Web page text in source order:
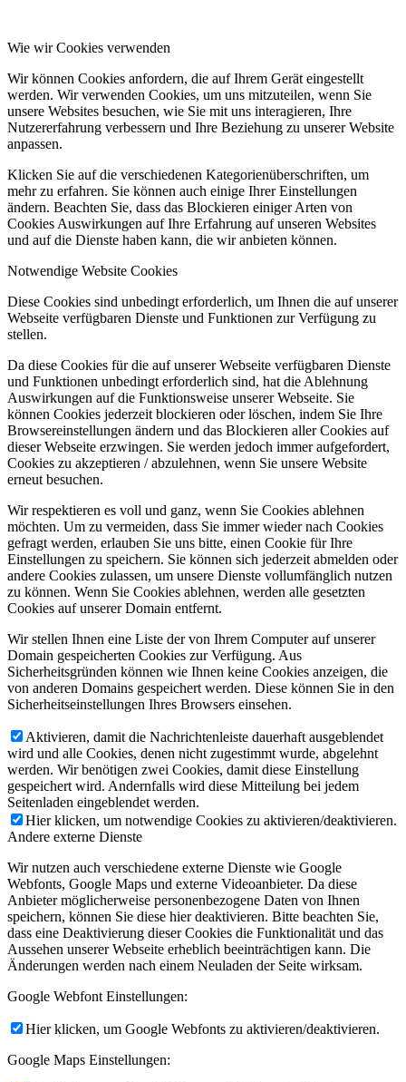
Wie wir Cookies verwenden
Wir können Cookies anfordern, die auf Ihrem Gerät eingestellt
werden. Wir verwenden Cookies, um uns mitzuteilen, wenn Sie
unsere Websites besuchen, wie Sie mit uns interagieren, Ihre
Nutzererfahrung verbessern und Ihre Beziehung zu unserer Website
anpassen.
Klicken Sie auf die verschiedenen Kategorienüberschriften, um
mehr zu erfahren. Sie können auch einige Ihrer Einstellungen
ändern. Beachten Sie, dass das Blockieren einiger Arten von
Cookies Auswirkungen auf Ihre Erfahrung auf unseren Websites
und auf die Dienste haben kann, die wir anbieten können.
Notwendige Website Cookies
Diese Cookies sind unbedingt erforderlich, um Ihnen die auf unserer
Webseite verfügbaren Dienste und Funktionen zur Verfügung zu
stellen.
Da diese Cookies für die auf unserer Webseite verfügbaren Dienste
und Funktionen unbedingt erforderlich sind, hat die Ablehnung
Auswirkungen auf die Funktionsweise unserer Webseite. Sie
können Cookies jederzeit blockieren oder löschen, indem Sie Ihre
Browsereinstellungen ändern und das Blockieren aller Cookies auf
dieser Webseite erzwingen. Sie werden jedoch immer aufgefordert,
Cookies zu akzeptieren / abzulehnen, wenn Sie unsere Website
erneut besuchen.
Wir respektieren es voll und ganz, wenn Sie Cookies ablehnen
möchten. Um zu vermeiden, dass Sie immer wieder nach Cookies
gefragt werden, erlauben Sie uns bitte, einen Cookie für Ihre
Einstellungen zu speichern. Sie können sich jederzeit abmelden oder
andere Cookies zulassen, um unsere Dienste vollumfänglich nutzen
zu können. Wenn Sie Cookies ablehnen, werden alle gesetzten
Cookies auf unserer Domain entfernt.
Wir stellen Ihnen eine Liste der von Ihrem Computer auf unserer
Domain gespeicherten Cookies zur Verfügung. Aus
Sicherheitsgründen können wie Ihnen keine Cookies anzeigen, die
von anderen Domains gespeichert werden. Diese können Sie in den
Sicherheitseinstellungen Ihres Browsers einsehen.
Aktivieren, damit die Nachrichtenleiste dauerhaft ausgeblendet
wird und alle Cookies, denen nicht zugestimmt wurde, abgelehnt
werden. Wir benötigen zwei Cookies, damit diese Einstellung
gespeichert wird. Andernfalls wird diese Mitteilung bei jedem
Seitenladen eingeblendet werden.
Hier klicken, um notwendige Cookies zu aktivieren/deaktivieren.
Andere externe Dienste
Wir nutzen auch verschiedene externe Dienste wie Google
Webfonts, Google Maps und externe Videoanbieter. Da diese
Anbieter möglicherweise personenbezogene Daten von Ihnen
speichern, können Sie diese hier deaktivieren. Bitte beachten Sie,
dass eine Deaktivierung dieser Cookies die Funktionalität und das
Aussehen unserer Webseite erheblich beeinträchtigen kann. Die
Änderungen werden nach einem Neuladen der Seite wirksam.
Google Webfont Einstellungen:
Hier klicken, um Google Webfonts zu aktivieren/deaktivieren.
Google Maps Einstellungen: